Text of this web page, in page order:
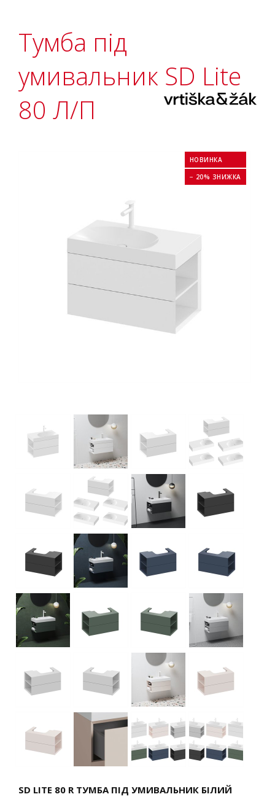
Тумба під
умивальник SD Lite
80 Л/П
НОВИНКА
− 20% ЗНИЖКА
SD LITE 80 R ТУМБА ПІД УМИВАЛЬНИК БІЛИЙ